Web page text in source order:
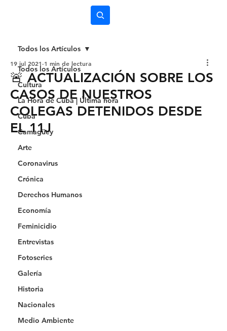
Todos los Artículos
Cultura
La Hora de Cuba | Última hora
Cuba
Camagüey
Arte
Coronavirus
Crónica
Derechos Humanos
Economía
Feminicidio
Entrevistas
Fotoseries
Galería
Historia
Nacionales
Medio Ambiente
Todos los Artículos
🚨 ACTUALIZACIÓN SOBRE LOS
CASOS DE NUESTROS
COLEGAS DETENIDOS DESDE
EL 11J
19 jul 2021 1 min de lectura